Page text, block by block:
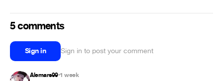
5 comments
Sign in Sign in to post your comment
Alemars99•1 week